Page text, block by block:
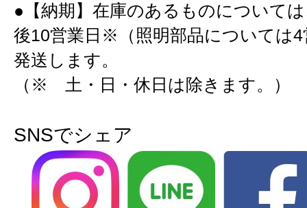
●【納期】在庫のあるものについて
後10営業日※（照明部品については4
発送します。
（※ 土・日・休日は除きます。）
SNSでシェア